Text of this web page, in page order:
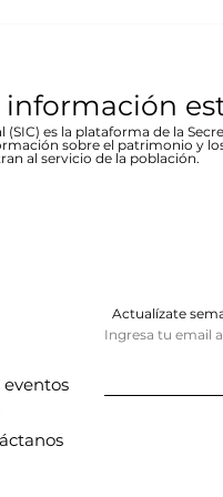
información
es la plataforma de la
sobre el patrimonio y
al servicio de la población.
Actualízate
Ingresa tu email